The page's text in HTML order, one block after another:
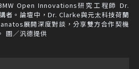
Open Innovations研究工程師 Dr.
者。論壇中，Dr. Clarke與元太科技荷蘭
展開深度對談，分享雙方合作契機
圖／汎德提供